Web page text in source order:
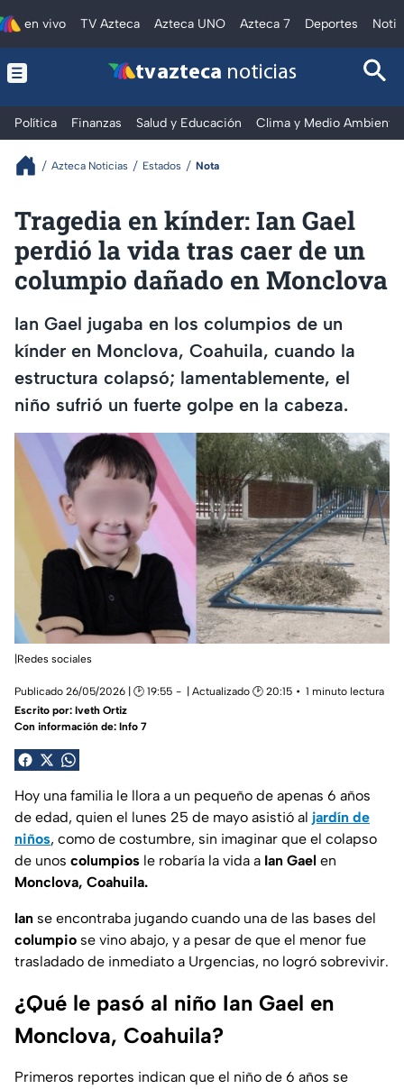
en vivo TV Azteca Azteca UNO Azteca 7 Deportes
tv azteca noticias
Política Finanzas Salud y Educación Clima y Medio Ambiente
Azteca Noticias Estados Nota
Tragedia en kínder: Ian Gael
perdió la vida tras caer de un
columpio dañado en Monclova
Ian Gael jugaba en los columpios de un
kínder en Monclova, Coahuila, cuando la
estructura colapsó; lamentablemente, el
niño sufrió un fuerte golpe en la cabeza.
|Redes sociales
Publicado 26/05/2026 | 🕑 19:55 | Actualizado 🕑 20:15
1 minuto lectura
Escrito por: Iveth Ortiz
Con información de: Info 7
Hoy una familia le llora a un pequeño de apenas 6 años
de edad, quien el lunes 25 de mayo asistió al jardín de
niños, como de costumbre, sin imaginar que el colapso
de unos columpios le robaría la vida a Ian Gael en
Monclova, Coahuila.
Ian se encontraba jugando cuando una de las bases del
columpio se vino abajo, y a pesar de que el menor fue
trasladado de inmediato a Urgencias, no logró sobrevivir.
¿Qué le pasó al niño Ian Gael en
Monclova, Coahuila?
Primeros reportes indican que el niño de 6 años se